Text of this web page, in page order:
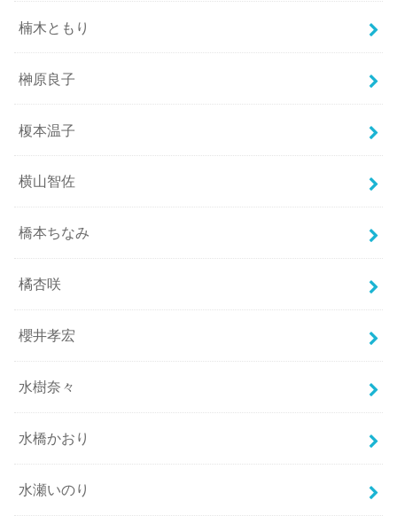
楠木ともり
榊原良子
榎本温子
横山智佐
橋本ちなみ
橘杏咲
櫻井孝宏
水樹奈々
水橋かおり
水瀬いのり